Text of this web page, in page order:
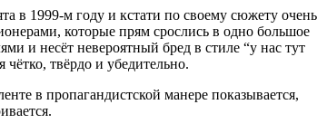
в 1999-м году и кстати по своему сюжету очень
которые прям срослись в одно большое
и несёт невероятный бред в стиле “у нас тут
твёрдо и убедительно.
в пропагандистской манере показывается,